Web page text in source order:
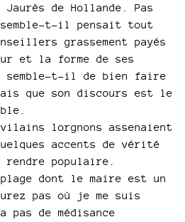
de Hollande. Pas
il pensait tout
grassement payés
et la forme de ses
semble-t-il de bien faire
que son discours est le
lorgnons assenaient
accents de vérité
populaire.
dont le maire est un
pas où je me suis
de médisance